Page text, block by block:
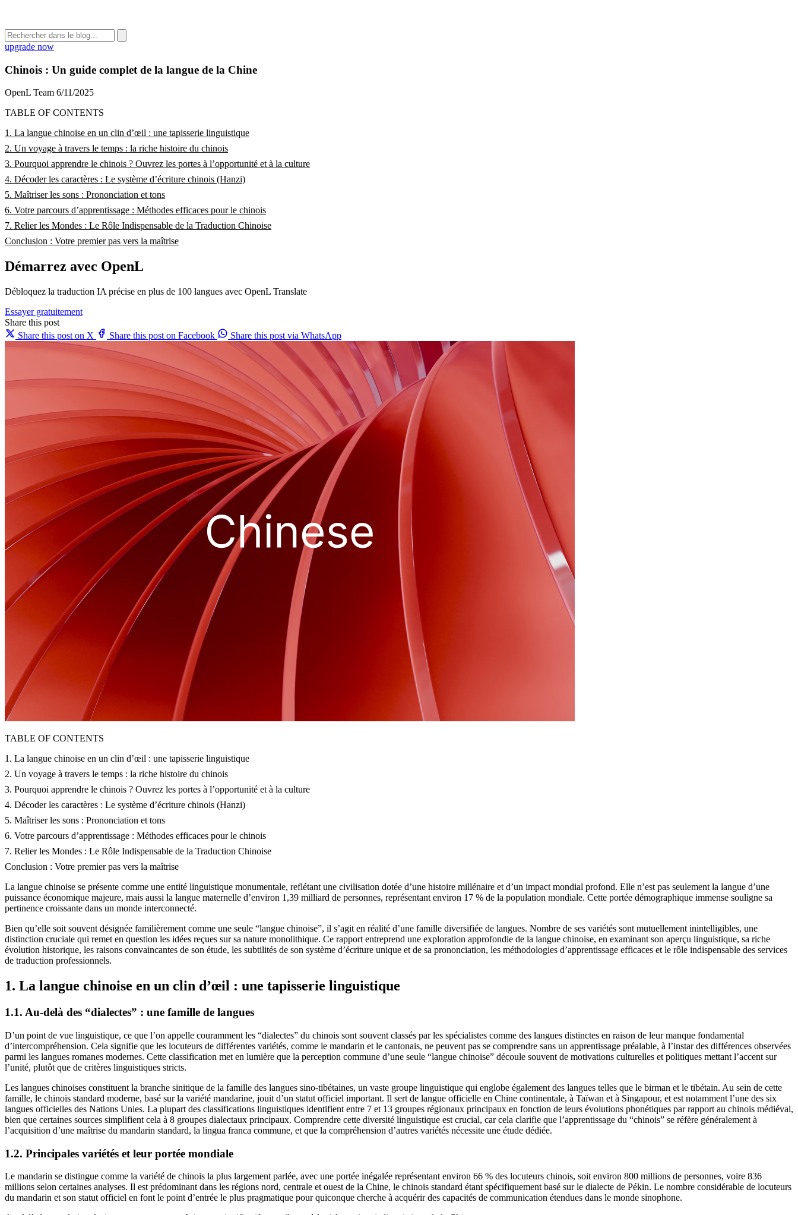
upgrade now
Chinois : Un guide complet de la langue de la Chine
OpenL Team 6/11/2025
TABLE OF CONTENTS
1. La langue chinoise en un clin d’œil : une tapisserie linguistique
2. Un voyage à travers le temps : la riche histoire du chinois
3. Pourquoi apprendre le chinois ? Ouvrez les portes à l’opportunité et à la culture
4. Décoder les caractères : Le système d’écriture chinois (Hanzi)
5. Maîtriser les sons : Prononciation et tons
6. Votre parcours d’apprentissage : Méthodes efficaces pour le chinois
7. Relier les Mondes : Le Rôle Indispensable de la Traduction Chinoise
Conclusion : Votre premier pas vers la maîtrise
Démarrez avec OpenL
Débloquez la traduction IA précise en plus de 100 langues avec OpenL Translate
Essayer gratuitement
Share this post
Share this post on X
Share this post on Facebook Share this post via WhatsApp
TABLE OF CONTENTS
1. La langue chinoise en un clin d’œil : une tapisserie linguistique
2. Un voyage à travers le temps : la riche histoire du chinois
3. Pourquoi apprendre le chinois ? Ouvrez les portes à l’opportunité et à la culture
4. Décoder les caractères : Le système d’écriture chinois (Hanzi)
5. Maîtriser les sons : Prononciation et tons
6. Votre parcours d’apprentissage : Méthodes efficaces pour le chinois
7. Relier les Mondes : Le Rôle Indispensable de la Traduction Chinoise
Conclusion : Votre premier pas vers la maîtrise
La langue chinoise se présente comme une entité linguistique monumentale, reflétant une civilisation dotée d’une histoire millénaire et d’un impact mondial profond. Elle n’est pas seulement la langue d’une
puissance économique majeure, mais aussi la langue maternelle d’environ 1,39 milliard de personnes, représentant environ 17 % de la population mondiale. Cette portée démographique immense souligne sa
pertinence croissante dans un monde interconnecté.
Bien qu’elle soit souvent désignée familièrement comme une seule “langue chinoise”, il s’agit en réalité d’une famille diversifiée de langues. Nombre de ses variétés sont mutuellement inintelligibles, une
distinction cruciale qui remet en question les idées reçues sur sa nature monolithique. Ce rapport entreprend une exploration approfondie de la langue chinoise, en examinant son aperçu linguistique, sa riche
évolution historique, les raisons convaincantes de son étude, les subtilités de son système d’écriture unique et de sa prononciation, les méthodologies d’apprentissage efficaces et le rôle indispensable des services
de traduction professionnels.
1. La langue chinoise en un clin d’œil : une tapisserie linguistique
1.1. Au-delà des “dialectes” : une famille de langues
D’un point de vue linguistique, ce que l’on appelle couramment les “dialectes” du chinois sont souvent classés par les spécialistes comme des langues distinctes en raison de leur manque fondamental
d’intercompréhension. Cela signifie que les locuteurs de différentes variétés, comme le mandarin et le cantonais, ne peuvent pas se comprendre sans un apprentissage préalable, à l’instar des différences observées
parmi les langues romanes modernes. Cette classification met en lumière que la perception commune d’une seule “langue chinoise” découle souvent de motivations culturelles et politiques mettant l’accent sur
l’unité, plutôt que de critères linguistiques stricts.
Les langues chinoises constituent la branche sinitique de la famille des langues sino-tibétaines, un vaste groupe linguistique qui englobe également des langues telles que le birman et le tibétain. Au sein de cette
famille, le chinois standard moderne, basé sur la variété mandarine, jouit d’un statut officiel important. Il sert de langue officielle en Chine continentale, à Taïwan et à Singapour, et est notamment l’une des six
langues officielles des Nations Unies. La plupart des classifications linguistiques identifient entre 7 et 13 groupes régionaux principaux en fonction de leurs évolutions phonétiques par rapport au chinois médiéval,
bien que certaines sources simplifient cela à 8 groupes dialectaux principaux. Comprendre cette diversité linguistique est crucial, car cela clarifie que l’apprentissage du “chinois” se réfère généralement à
l’acquisition d’une maîtrise du mandarin standard, la lingua franca commune, et que la compréhension d’autres variétés nécessite une étude dédiée.
1.2. Principales variétés et leur portée mondiale
Le mandarin se distingue comme la variété de chinois la plus largement parlée, avec une portée inégalée représentant environ 66 % des locuteurs chinois, soit environ 800 millions de personnes, voire 836
millions selon certaines analyses. Il est prédominant dans les régions nord, centrale et ouest de la Chine, le chinois standard étant spécifiquement basé sur le dialecte de Pékin. Le nombre considérable de locuteurs
du mandarin et son statut officiel en font le point d’entrée le plus pragmatique pour quiconque cherche à acquérir des capacités de communication étendues dans le monde sinophone.